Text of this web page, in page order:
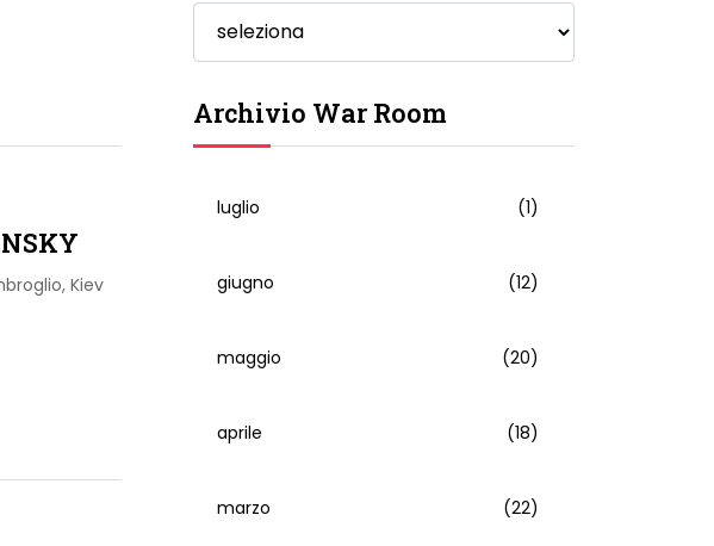
Kiev
Archivio War Room
luglio (1)
giugno (12)
maggio (20)
aprile (18)
marzo (22)